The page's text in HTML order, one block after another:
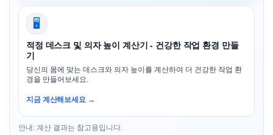
🖥️
적정 데스크 및 의자 높이 계산기 - 건강한 작업 환경 만들
기
당신의 몸에 맞는 데스크와 의자 높이를 계산하여 더 건강한 작업 환
경을 만들어보세요.
지금 계산해보세요 →
안내: 계산 결과는 참고용입니다.